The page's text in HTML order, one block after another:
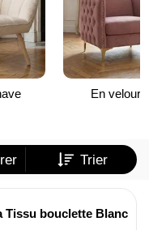
En velours
Trier
Tissu bouclette Blanc